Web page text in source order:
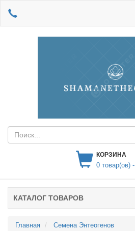
КОРЗИНА
0товар(ов) -
КАТАЛОГ ТОВАРОВ
Главная
Семена Энтеогенов